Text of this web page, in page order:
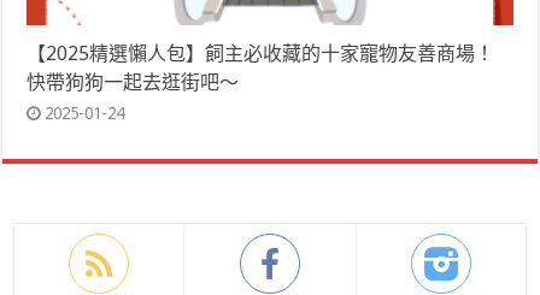
【2025精選懶人包】飼主必收藏的十家寵物友善商場！
快帶狗狗一起去逛街吧～
2025-01-24